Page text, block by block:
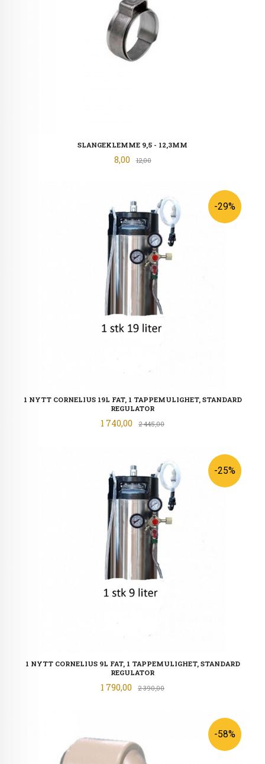
SLANGEKLEMME 9,5 - 12,3MM
Tilbud
8,00 12,00Rabatt
1 NYTT CORNELIUS 19L FAT, 1 TAPPEMULIGHET, STANDARD
REGULATOR
Tilbud
1 740,00 2 445,00Rabatt
-29%
1 NYTT CORNELIUS 9L FAT, 1 TAPPEMULIGHET, STANDARD
REGULATOR
Tilbud
1 790,00 2 390,00Rabatt
-25%
-58%